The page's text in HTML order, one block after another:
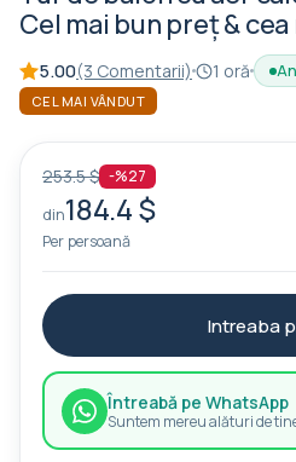
Cel mai bun preț &
5.00(3 Comentarii) 1 oră
CEL MAI VÂNDUT
253.5 $ -%27
din184.4 $
Per persoană
Intreaba
Întreabă pe WhatsApp
Suntem mereu alături de